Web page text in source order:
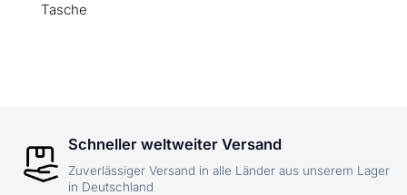
Tasche
Schneller weltweiter Versand
Zuverlässiger Versand in alle Länder aus unserem Lager
in Deutschland